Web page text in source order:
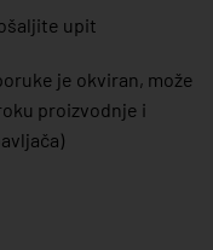
upit
je okviran, može
proizvodnje i